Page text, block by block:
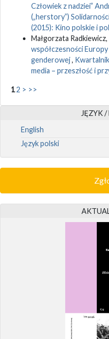
Człowiek z nadziei”
(„herstory”)
(2015): Kino polskie i
Małgorzata Radkiewicz,
współczesności
genderowej,
media – przeszłość i
12 > >>
JĘZYK
English
Język polski